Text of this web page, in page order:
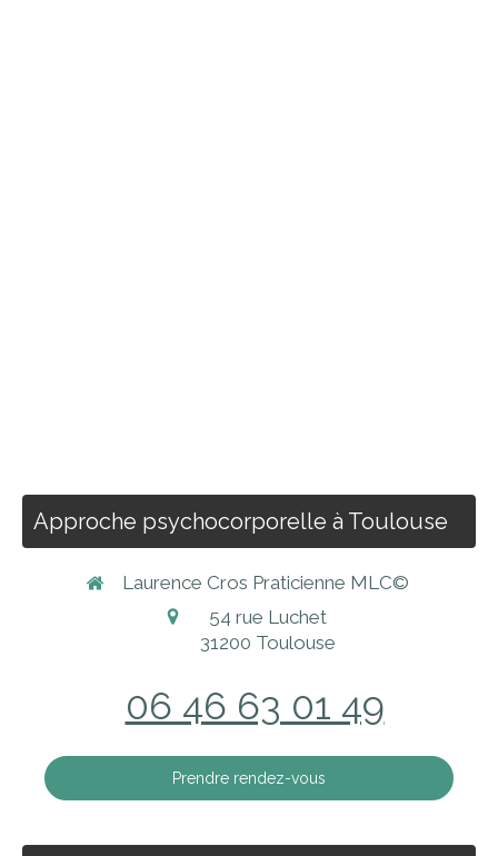
Approche psychocorporelle à Toulouse
Laurence Cros Praticienne MLC©
54 rue Luchet
31200 Toulouse
06 46 63 01 49
Prendre rendez-vous